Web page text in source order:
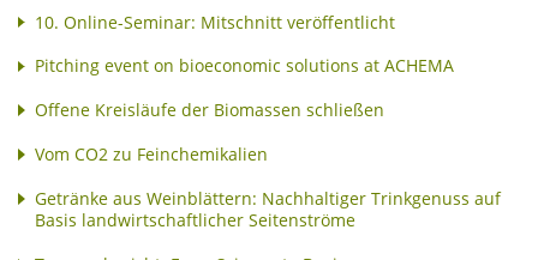
10. Online-Seminar: Mitschnitt veröffentlicht
Pitching event on bioeconomic solutions at ACHEMA
Offene Kreisläufe der Biomassen schließen
Vom CO2 zu Feinchemikalien
Getränke aus Weinblättern: Nachhaltiger Trinkgenuss auf
Basis landwirtschaftlicher Seitenströme